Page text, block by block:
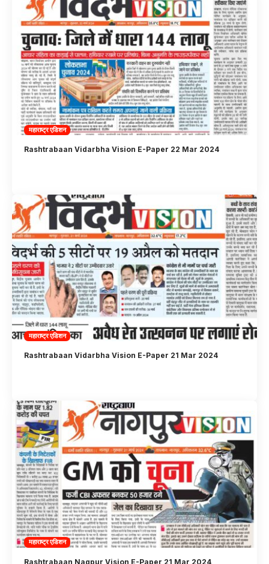
महाराष्ट्र एडिशन
Rashtrabaan Vidarbha Vision E-Paper 22 Mar 2024
महाराष्ट्र एडिशन
Rashtrabaan Vidarbha Vision E-Paper 21 Mar 2024
महाराष्ट्र एडिशन
Rashtrabaan Nagpur Vision E-Paper 21 Mar 2024